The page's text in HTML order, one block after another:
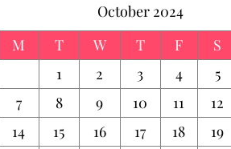
October 2024
M
T W T F S
1
2 3 4 5
7
8 9 10 11 12
14
15 16 17 18 19